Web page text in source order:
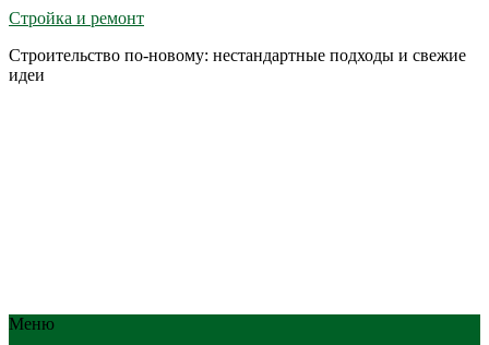
Стройка и ремонт
Строительство по-новому: нестандартные подходы и свежие
идеи
Меню